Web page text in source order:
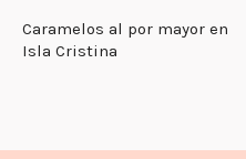
Caramelos al por mayor en
Isla Cristina